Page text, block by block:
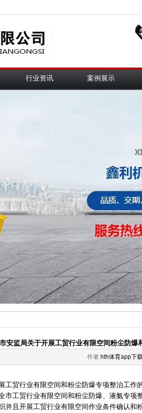
行业资讯 案例展示
安监局关于开展工贸行业有限空间粉尘防爆
作者 hth体育app下
贸行业有限空间和粉尘防爆专项整治工作
市工贸行业有限空间和粉尘防爆、液氨专项
且开展工贸行业有限空间作业条件确认和